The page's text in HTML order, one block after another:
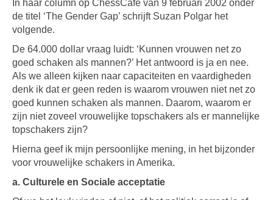
In haar column op ChessCafe van 9 februari 2002 onder
de titel ‘The Gender Gap’ schrijft Suzan Polgar het
volgende.
De 64.000 dollar vraag luidt: ‘Kunnen vrouwen net zo
goed schaken als mannen?’ Het antwoord is ja en nee.
Als we alleen kijken naar capaciteiten en vaardigheden
denk ik dat er geen reden is waarom vrouwen niet net zo
goed kunnen schaken als mannen. Daarom, waarom er
zijn niet zoveel vrouwelijke topschakers als er mannelijke
topschakers zijn?
Hierna geef ik mijn persoonlijke mening, in het bijzonder
voor vrouwelijke schakers in Amerika.
a. Culturele en Sociale acceptatie